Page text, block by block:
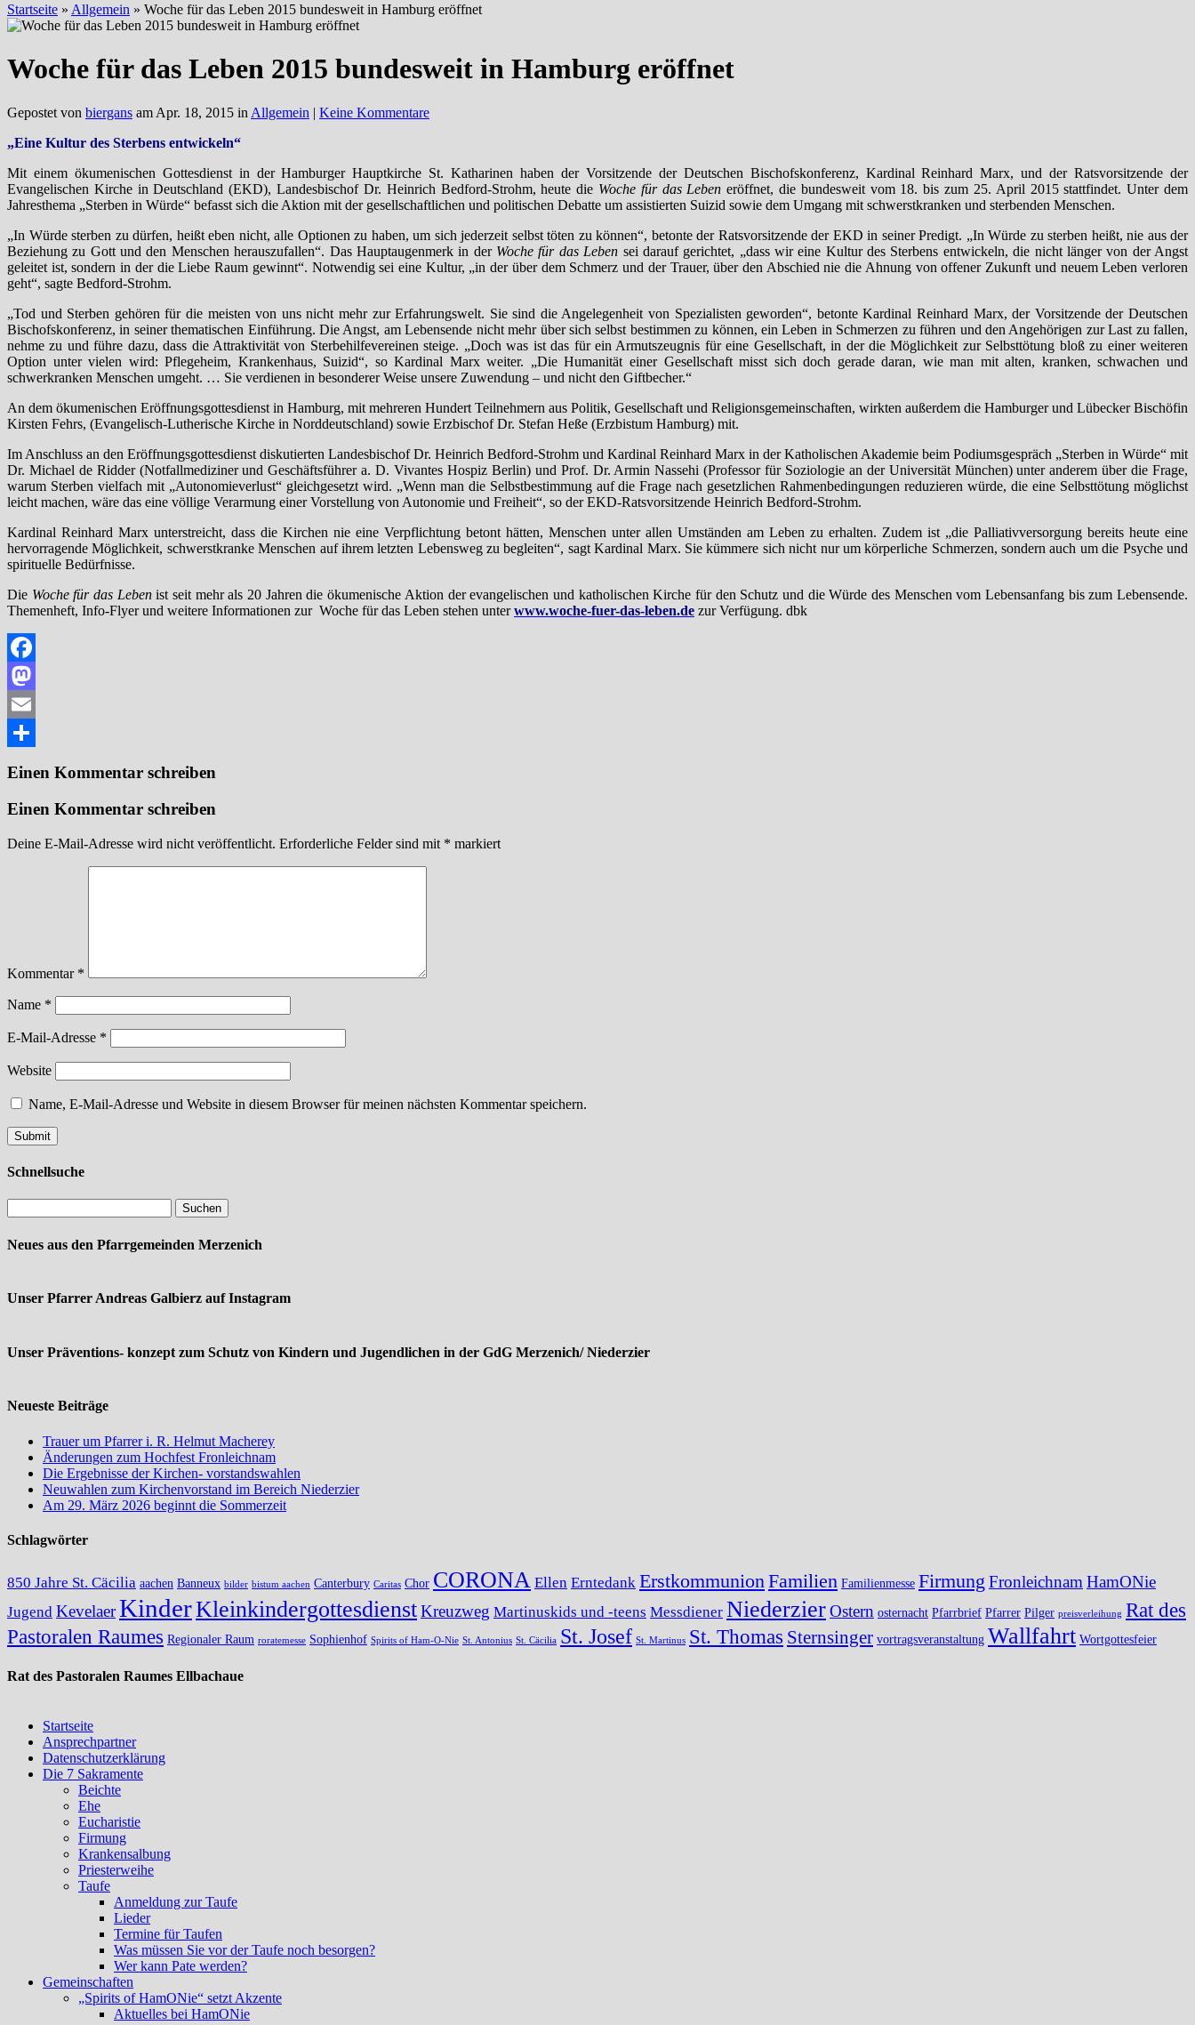
Startseite » Allgemein » Woche für das Leben 2015 bundesweit in Hamburg eröffnet
Woche für das Leben 2015 bundesweit in Hamburg eröffnet
Gepostet von biergans am Apr. 18, 2015 in Allgemein | Keine Kommentare
„Eine Kultur des Sterbens entwickeln“
Mit einem ökumenischen Gottesdienst in der Hamburger Hauptkirche St. Katharinen haben der Vorsitzende der Deutschen Bischofskonferenz, Kardinal Reinhard Marx, und der Ratsvorsitzende der
Evangelischen Kirche in Deutschland (EKD), Landesbischof Dr. Heinrich Bedford-Strohm, heute die Woche für das Leben eröffnet, die bundesweit vom 18. bis zum 25. April 2015 stattfindet. Unter dem
Jahresthema „Sterben in Würde“ befasst sich die Aktion mit der gesellschaftlichen und politischen Debatte um assistierten Suizid sowie dem Umgang mit schwerstkranken und sterbenden Menschen.
„In Würde sterben zu dürfen, heißt eben nicht, alle Optionen zu haben, um sich jederzeit selbst töten zu können“, betonte der Ratsvorsitzende der EKD in seiner Predigt. „In Würde zu sterben heißt, nie aus der
Beziehung zu Gott und den Menschen herauszufallen“. Das Hauptaugenmerk in der Woche für das Leben sei darauf gerichtet, „dass wir eine Kultur des Sterbens entwickeln, die nicht länger von der Angst
geleitet ist, sondern in der die Liebe Raum gewinnt“. Notwendig sei eine Kultur, „in der über dem Schmerz und der Trauer, über den Abschied nie die Ahnung von offener Zukunft und neuem Leben verloren
geht“, sagte Bedford-Strohm.
„Tod und Sterben gehören für die meisten von uns nicht mehr zur Erfahrungswelt. Sie sind die Angelegenheit von Spezialisten geworden“, betonte Kardinal Reinhard Marx, der Vorsitzende der Deutschen
Bischofskonferenz, in seiner thematischen Einführung. Die Angst, am Lebensende nicht mehr über sich selbst bestimmen zu können, ein Leben in Schmerzen zu führen und den Angehörigen zur Last zu fallen,
nehme zu und führe dazu, dass die Attraktivität von Sterbehilfevereinen steige. „Doch was ist das für ein Armutszeugnis für eine Gesellschaft, in der die Möglichkeit zur Selbsttötung bloß zu einer weiteren
Option unter vielen wird: Pflegeheim, Krankenhaus, Suizid“, so Kardinal Marx weiter. „Die Humanität einer Gesellschaft misst sich doch gerade daran, wie man mit alten, kranken, schwachen und
schwerkranken Menschen umgeht. … Sie verdienen in besonderer Weise unsere Zuwendung – und nicht den Giftbecher.“
An dem ökumenischen Eröffnungsgottesdienst in Hamburg, mit mehreren Hundert Teilnehmern aus Politik, Gesellschaft und Religionsgemeinschaften, wirkten außerdem die Hamburger und Lübecker Bischöfin
Kirsten Fehrs, (Evangelisch-Lutherische Kirche in Norddeutschland) sowie Erzbischof Dr. Stefan Heße (Erzbistum Hamburg) mit.
Im Anschluss an den Eröffnungsgottesdienst diskutierten Landesbischof Dr. Heinrich Bedford-Strohm und Kardinal Reinhard Marx in der Katholischen Akademie beim Podiumsgespräch „Sterben in Würde“ mit
Dr. Michael de Ridder (Notfallmediziner und Geschäftsführer a. D. Vivantes Hospiz Berlin) und Prof. Dr. Armin Nassehi (Professor für Soziologie an der Universität München) unter anderem über die Frage,
warum Sterben vielfach mit „Autonomieverlust“ gleichgesetzt wird. „Wenn man die Selbstbestimmung auf die Frage nach gesetzlichen Rahmenbedingungen reduzieren würde, die eine Selbsttötung möglichst
leicht machen, wäre das eine völlige Verarmung einer Vorstellung von Autonomie und Freiheit“, so der EKD-Ratsvorsitzende Heinrich Bedford-Strohm.
Kardinal Reinhard Marx unterstreicht, dass die Kirchen nie eine Verpflichtung betont hätten, Menschen unter allen Umständen am Leben zu erhalten. Zudem ist „die Palliativversorgung bereits heute eine
hervorragende Möglichkeit, schwerstkranke Menschen auf ihrem letzten Lebensweg zu begleiten“, sagt Kardinal Marx. Sie kümmere sich nicht nur um körperliche Schmerzen, sondern auch um die Psyche und
spirituelle Bedürfnisse.
Die Woche für das Lebenist seit mehr als 20 Jahren die ökumenische Aktion der evangelischen und katholischen Kirche für den Schutz und die Würde des Menschen vom Lebensanfang bis zum Lebensende.
Themenheft, Info-Flyer und weitere Informationen zur Woche für das Leben stehen unterwww.woche-fuer-das-leben.de zur Verfügung. dbk
Facebook
Mastodon
Email
Einen Kommentar schreiben
Einen Kommentar schreiben
Deine E-Mail-Adresse wird nicht veröffentlicht. Erforderliche Felder sind mit * markiert
Kommentar *
Name *
E-Mail-Adresse *
Website
Name, E-Mail-Adresse und Website in diesem Browser für meinen nächsten Kommentar speichern.
Schnellsuche
Neues aus den Pfarrgemeinden Merzenich
Unser Pfarrer Andreas Galbierz auf Instagram
Unser Präventions- konzept zum Schutz von Kindern und Jugendlichen in der GdG Merzenich/ Niederzier
Neueste Beiträge
Trauer um Pfarrer i. R. Helmut Macherey
Änderungen zum Hochfest Fronleichnam
Die Ergebnisse der Kirchen- vorstandswahlen
Neuwahlen zum Kirchenvorstand im Bereich Niederzier
Am 29. März 2026 beginnt die Sommerzeit
Schlagwörter
850 Jahre St. Cäcilia aachen Banneux bilder bistum aachen Canterbury Caritas Chor CORONA Ellen Erntedank ErstkommunionFamilien Familienmesse Firmung Fronleichnam HamONie
Jugend KevelaerKinderKleinkindergottesdienstKreuzweg Martinuskids und -teens Messdiener NiederzierOstern osternacht Pfarrbrief Pfarrer Pilger preisverleihung Rat des
Pastoralen Raumes Regionaler Raum roratemesse Sophienhof Spirits of Ham-O-Nie St. Antonius St. Cäcilia St. Josef St. Martinus St. Thomas Sternsinger vortragsveranstaltung Wallfahrt Wortgottesfeier
Rat des Pastoralen Raumes Ellbachaue
Startseite
Ansprechpartner
Datenschutzerklärung
Die 7 Sakramente
Beichte
Ehe
Eucharistie
Firmung
Krankensalbung
Priesterweihe
Taufe
Anmeldung zur Taufe
Lieder
Termine für Taufen
Was müssen Sie vor der Taufe noch besorgen?
Wer kann Pate werden?
Gemeinschaften
„Spirits of HamONie“ setzt Akzente
Aktuelles bei HamONie